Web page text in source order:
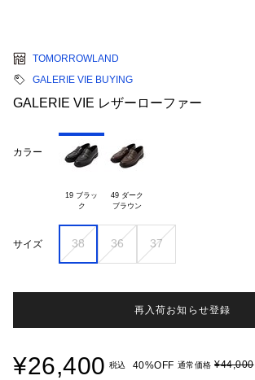
TOMORROWLAND
GALERIE VIE BUYING
GALERIE VIE レザーローファー
カラー
19 ブラッ
49 ダーク
サイズ 38 36 37
再入荷お知らせ登録
¥26,400 税込 40%OFF 通常価格 ¥44,000